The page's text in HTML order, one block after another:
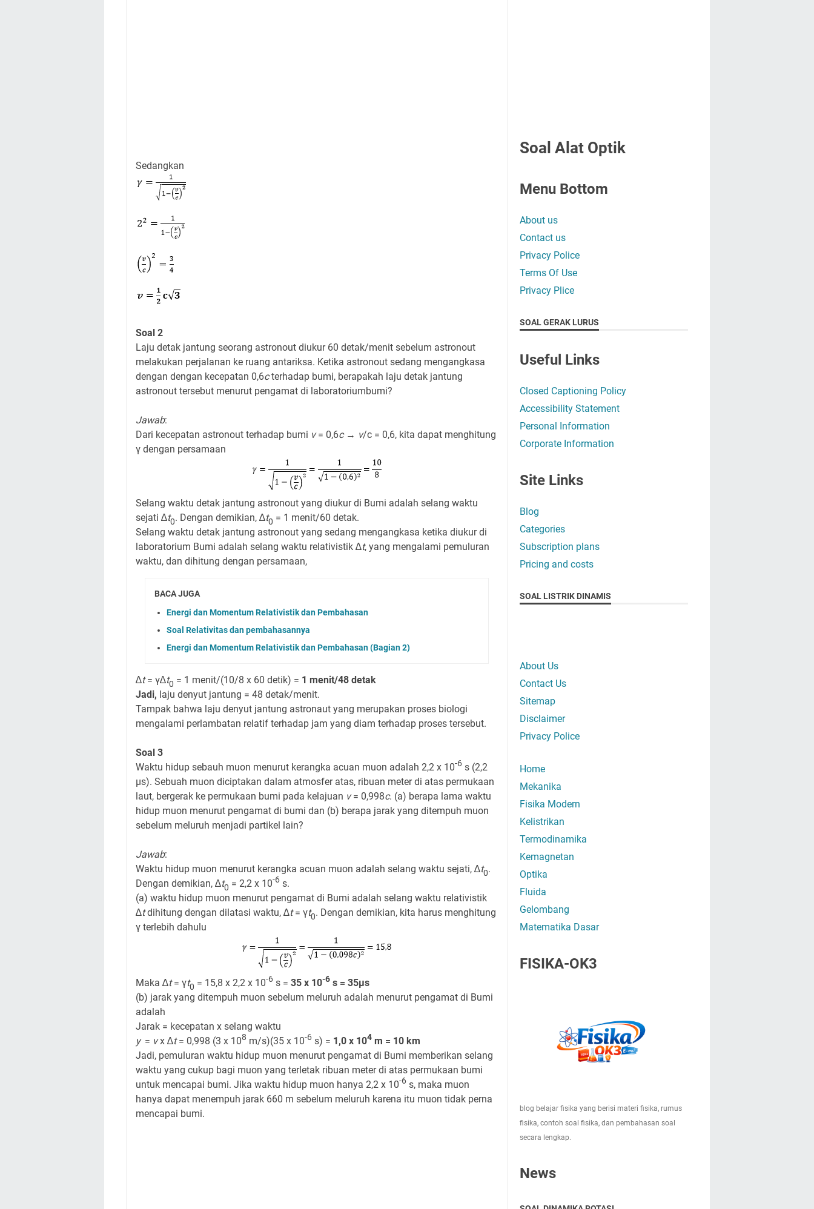
Sedangkan
Soal 2
Laju detak jantung seorang astronout diukur 60 detak/menit sebelum astronout
melakukan perjalanan ke ruang antariksa. Ketika astronout sedang mengangkasa
dengan dengan kecepatan 0,6cterhadap bumi, berapakah laju detak jantung
astronout tersebut menurut pengamat di laboratoriumbumi?
Jawab:
Dari kecepatan astronout terhadap bumi v= 0,6c→ v/c = 0,6, kita dapat menghitung
γ dengan persamaan
Selang waktu detak jantung astronout yang diukur di Bumi adalah selang waktu
sejati ∆t0. Dengan demikian, ∆t0 = 1 menit/60 detak.
Selang waktu detak jantung astronout yang sedang mengangkasa ketika diukur di
laboratorium Bumi adalah selang waktu relativistik ∆t, yang mengalami pemuluran
waktu, dan dihitung dengan persamaan,
BACA JUGA
Energi dan Momentum Relativistik dan Pembahasan
Soal Relativitas dan pembahasannya
Energi dan Momentum Relativistik dan Pembahasan (Bagian 2)
∆t= γ∆t0 = 1 menit/(10/8 x 60 detik) = 1 menit/48 detak
Jadi, laju denyut jantung = 48 detak/menit.
Tampak bahwa laju denyut jantung astronaut yang merupakan proses biologi
mengalami perlambatan relatif terhadap jam yang diam terhadap proses tersebut.
Soal 3
Waktu hidup sebauh muon menurut kerangka acuan muon adalah 2,2 x 10-6 s (2,2
μs). Sebuah muon diciptakan dalam atmosfer atas, ribuan meter di atas permukaan
laut, bergerak ke permukaan bumi pada kelajuan v= 0,998c. (a) berapa lama waktu
hidup muon menurut pengamat di bumi dan (b) berapa jarak yang ditempuh muon
sebelum meluruh menjadi partikel lain?
Jawab:
Waktu hidup muon menurut kerangka acuan muon adalah selang waktu sejati, ∆t0.
Dengan demikian, ∆t0 = 2,2 x 10-6 s.
(a) waktu hidup muon menurut pengamat di Bumi adalah selang waktu relativistik
∆tdihitung dengan dilatasi waktu, ∆t= γt0. Dengan demikian, kita harus menghitung
γ terlebih dahulu
Maka ∆t= γt0 = 15,8 x 2,2 x 10-6 s = 35 x 10-6 s = 35μs
(b) jarak yang ditempuh muon sebelum meluruh adalah menurut pengamat di Bumi
adalah
Jarak = kecepatan x selang waktu
y = vx ∆t= 0,998 (3 x 108 m/s)(35 x 10-6 s) = 1,0 x 104 m = 10 km
Jadi, pemuluran waktu hidup muon menurut pengamat di Bumi memberikan selang
waktu yang cukup bagi muon yang terletak ribuan meter di atas permukaan bumi
untuk mencapai bumi. Jika waktu hidup muon hanya 2,2 x 10-6 s, maka muon
hanya dapat menempuh jarak 660 m sebelum meluruh karena itu muon tidak perna
mencapai bumi.
Soal Alat Optik
Menu Bottom
About us
Contact us
Privacy Police
Terms Of Use
Privacy Plice
SOAL GERAK LURUS
Useful Links
Closed Captioning Policy
Accessibility Statement
Personal Information
Corporate Information
Site Links
Blog
Categories
Subscription plans
Pricing and costs
SOAL LISTRIK DINAMIS
About Us
Contact Us
Sitemap
Disclaimer
Privacy Police
Home
Mekanika
Fisika Modern
Kelistrikan
Termodinamika
Kemagnetan
Optika
Fluida
Gelombang
Matematika Dasar
FISIKA-OK3
blog belajar fisika yang berisi materi fisika, rumus
fisika, contoh soal fisika, dan pembahasan soal
secara lengkap.
News